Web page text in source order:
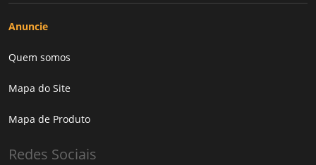
Anuncie
Quem somos
Mapa do Site
Mapa de Produto
Redes Sociais